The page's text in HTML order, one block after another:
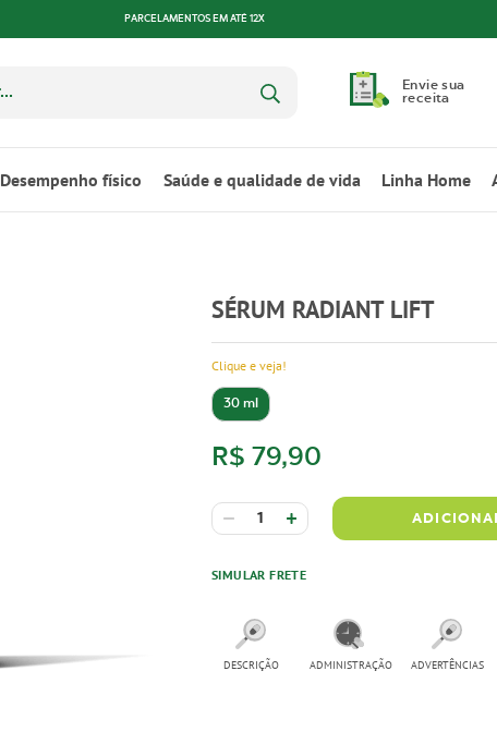
PARCELAMENTOS EM ATÉ 12X
Envie sua
receita
Desempenho físico Saúde e qualidade de vida Linha Home
SÉRUM RADIANT LIFT
Clique e veja!
30 ml
R$ 79,90
SIMULAR FRETE
DESCRIÇÃO ADMINISTRAÇÃO ADVERTÊNCIAS